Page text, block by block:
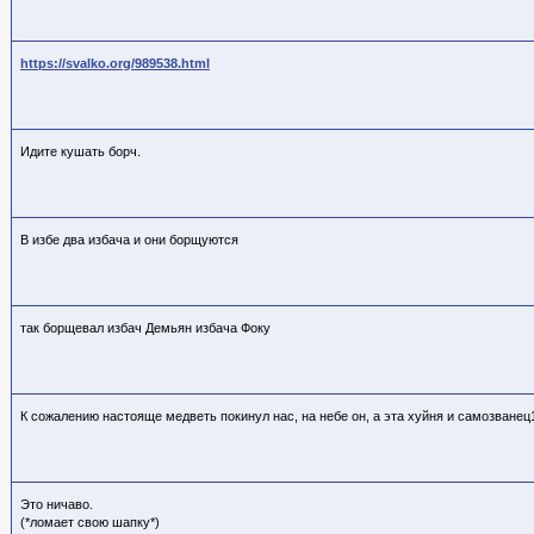
https://svalko.org/989538.html
Идите кушать борч.
В избе два избача и они борщуются
так борщевал избач Демьян избача Фоку
К сожалению настояще медветь покинул нас, на небе он, а эта хуйня и
Это ничаво.
(*ломает свою шапку*)